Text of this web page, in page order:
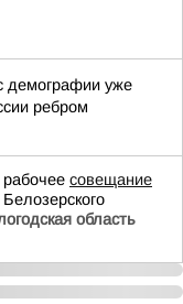
демографии уже
ребром
совещание
область